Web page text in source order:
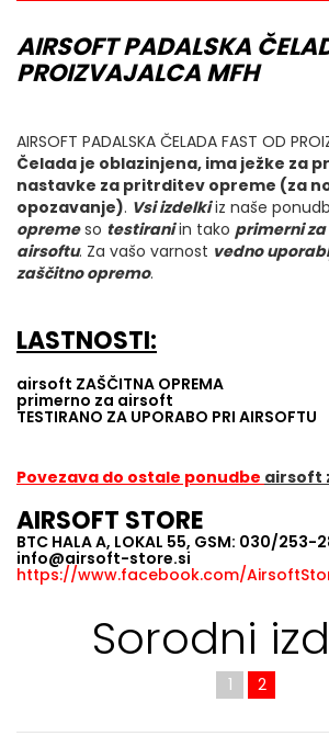
AIRSOFT PADALSKA
PROIZVAJALCA MFH
AIRSOFT PADALSKA ČELADA FAST OD
Čelada je oblazinjena, ima ježke za
nastavke za pritrditev opreme (za
opozavanje). Vsi izdelkiiz naše
opremeso testiraniin tako primerni
airsoftu. Za vašo varnost vedno
zaščitno opremo.
LASTNOSTI:
airsoft ZAŠČITNA OPREMA
primerno za airsoft
TESTIRANO ZA UPORABO PRI AIRSOFTU
Povezava do ostale ponudbe airsoft
AIRSOFT STORE
BTC HALA A, LOKAL 55, GSM: 030/253-
info@airsoft-store.si
https://www.facebook.com/
Sorodni
1 2